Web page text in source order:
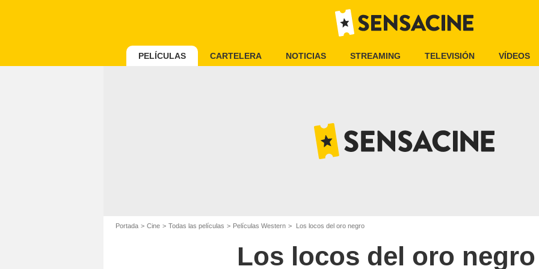
PELÍCULAS CARTELERA NOTICIAS STREAMING TELEVISIÓN VÍDEOS
Portada Cine Todas las películas Películas Western Los locos del oro negro
Los locos del oro negro